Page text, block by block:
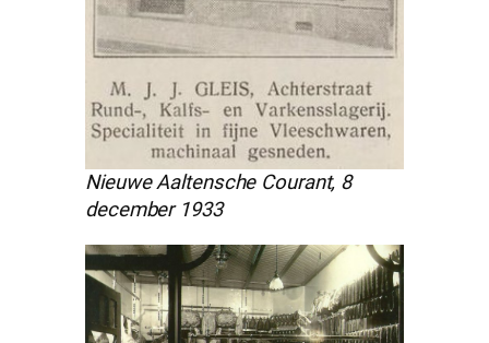
Nieuwe Aaltensche Courant, 8
december 1933